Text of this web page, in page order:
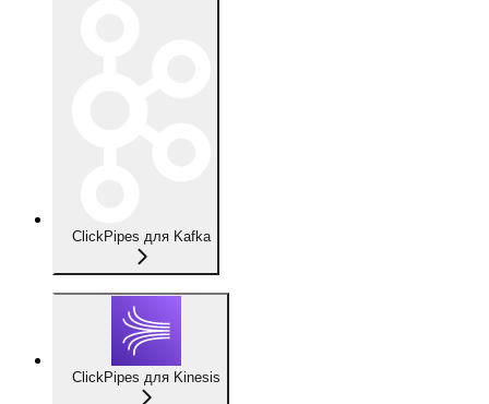
ClickPipes для Kafka
ClickPipes для Kinesis